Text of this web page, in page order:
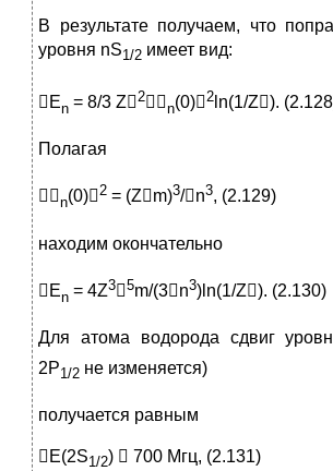
В результате получаем, что
уровня nS1/2 имеет вид:
En = 8/3 Z 2n(0) 2 ln(1/Z).
Полагая
n(0)2 = (Zm)3/n3, (2.129)
находим окончательно
En = 4Z35m/(3n3)ln(1/Z). (2.130)
Для атома водорода сдвиг
2P1/2 не изменяется)
получается равным
E(2S1/2)  700 Мгц, (2.131)